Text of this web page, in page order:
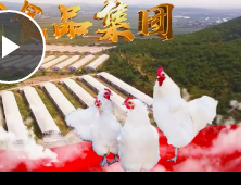
Play
Video